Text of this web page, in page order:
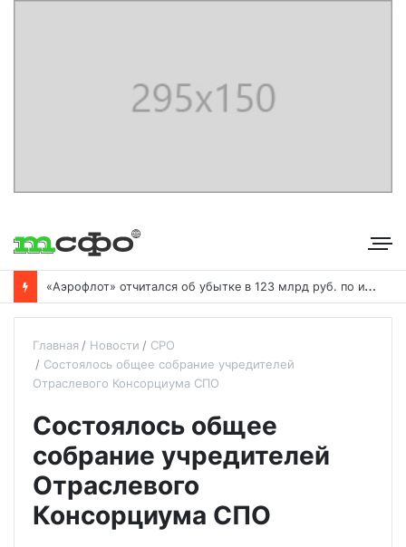
«
Аэрофлот» отчитался об убытке в 123 млрд руб. по итогам года пандемии
Главная Новости
СРО
Состоялось общее собрание учредителей
Отраслевого Консорциума СПО
Состоялось общее
собрание учредителей
Отраслевого
Консорциума СПО